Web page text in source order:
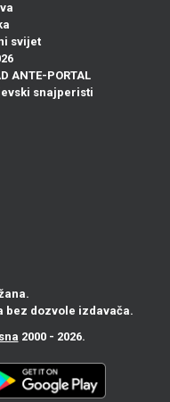
svijet
ANTE-PORTAL
snajperisti
bez dozvole izdavača.
2000 - 2026.